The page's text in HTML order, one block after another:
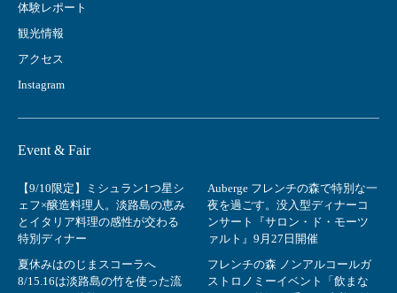
体験レポート
観光情報
アクセス
Instagram
Event & Fair
【9/10限定】ミシュラン1つ星シ
ェフ×醸造料理人。淡路島の恵み
とイタリア料理の感性が交わる
特別ディナー
Auberge フレンチの森で特別な一
夜を過ごす。没入型ディナーコ
ンサート『サロン・ド・モーツ
ァルト』9月27日開催
夏休みはのじまスコーラへ
8/15.16は淡路島の竹を使った流
フレンチの森 ノンアルコールガ
ストロノミーイベント「飲まな